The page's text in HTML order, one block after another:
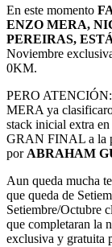
En este momento
ENZO MERA,
PEREIRAS,
Noviembre
0KM.
PERO
MERA ya
stack inicial extra
GRAN FINAL a la
por ABRAHAM
Aun queda mucha
que queda de
Setiembre/Octubre
que completaran la
exclusiva y gratuita